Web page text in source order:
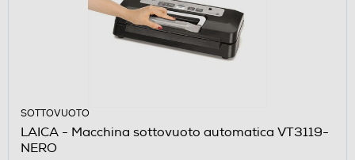
SOTTOVUOTO
LAICA - Macchina sottovuoto automatica VT3119-
NERO